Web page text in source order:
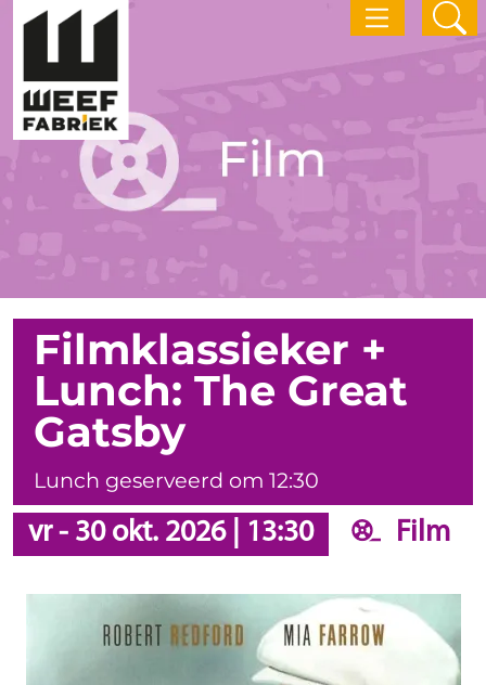
Filmklassieker +
Lunch: The Great
Gatsby
Lunch geserveerd om 12:30
vr- 30 okt. 2026| 13:30 Film